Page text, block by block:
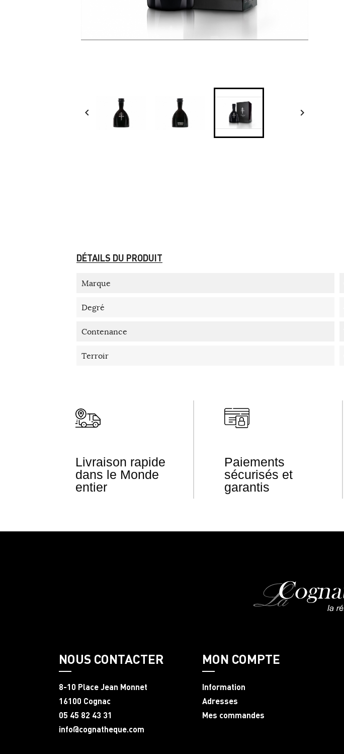
 
DÉTAILS DU PRODUIT
Marque
Degré
Contenance
Terroir
Livraison rapide
dans le Monde
entier
Paiements
sécurisés et
garantis
NOUS CONTACTER
8-10 Place Jean Monnet
16100 Cognac
05 45 82 43 31
info@cognatheque.com
MON COMPTE
Information
Adresses
Mes commandes